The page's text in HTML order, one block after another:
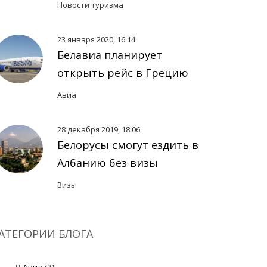
Новости туризма
23 января 2020, 16:14
Белавиа планирует
открыть рейс в Грецию
Авиа
28 декабря 2019, 18:06
Белорусы смогут ездить в
Албанию без визы
Визы
БЛОГА